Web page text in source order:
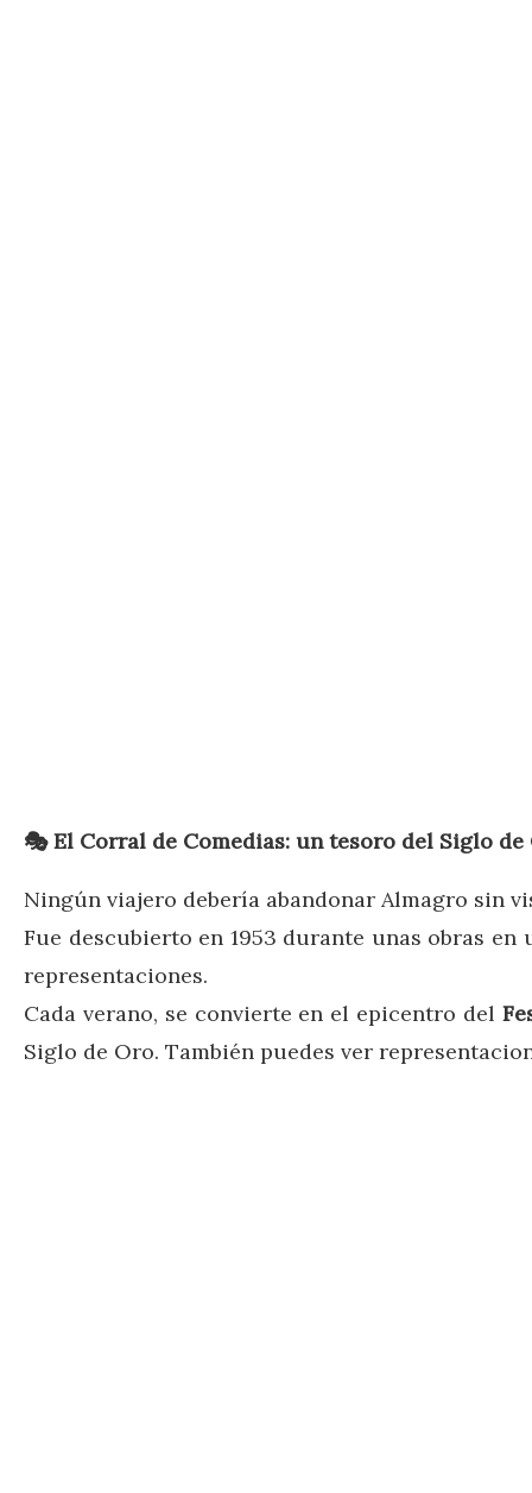
🎭 El Corral de Comedias: un tesoro del Siglo de
Ningún viajero debería abandonar Almagro sin
Fue descubierto en 1953 durante unas obras
representaciones.
Cada verano, se convierte en el epicentro del
Siglo de Oro. También puedes ver